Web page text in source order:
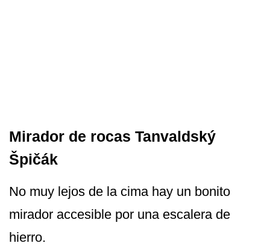
Mirador de rocas Tanvaldský
Špičák
No muy lejos de la cima hay un bonito
mirador accesible por una escalera de
hierro.